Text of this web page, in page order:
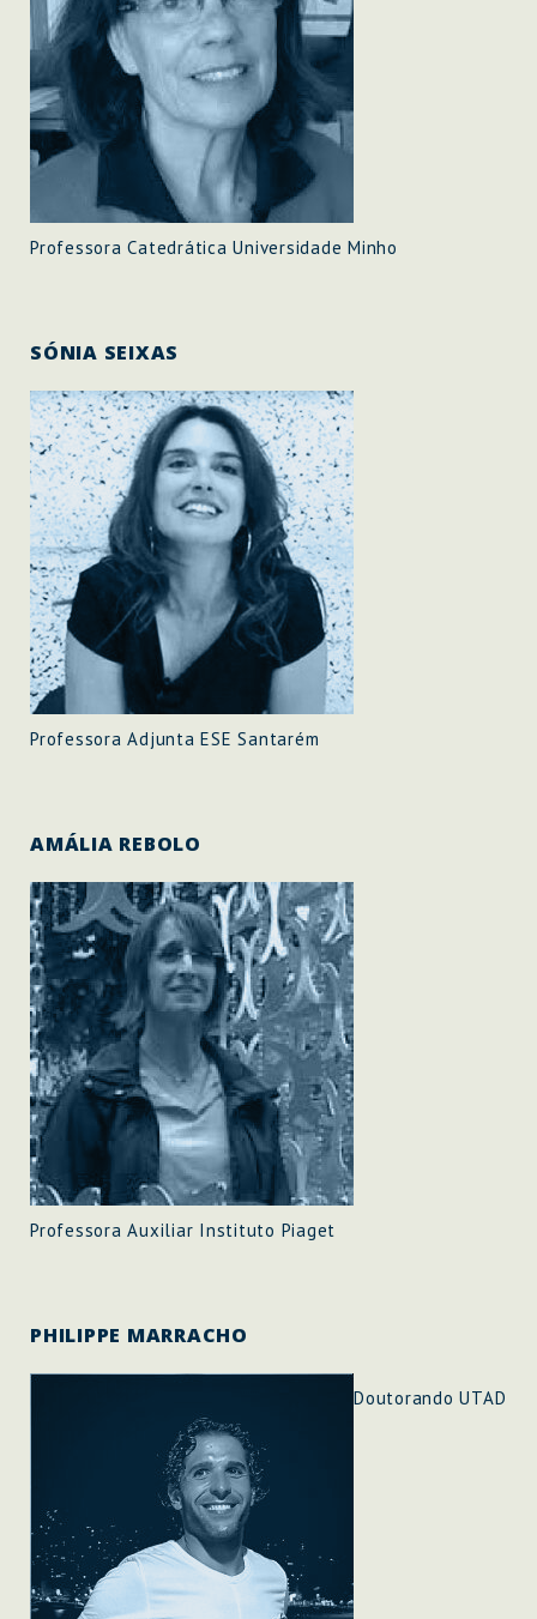
Professora Catedrática Universidade Minho
SÓNIA SEIXAS
Professora Adjunta ESE Santarém
AMÁLIA REBOLO
Professora Auxiliar Instituto Piaget
PHILIPPE MARRACHO
Doutorando UTAD